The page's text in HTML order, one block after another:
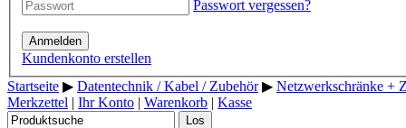
Passwort vergessen?
Anmelden
Kundenkonto erstellen
Startseite ▶ Datentechnik / Kabel / Zubehör▶ Netzwerkschränke +
Merkzettel | Ihr Konto | Warenkorb | Kasse
Los